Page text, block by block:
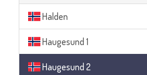
Halden
Haugesund 1
Haugesund 2